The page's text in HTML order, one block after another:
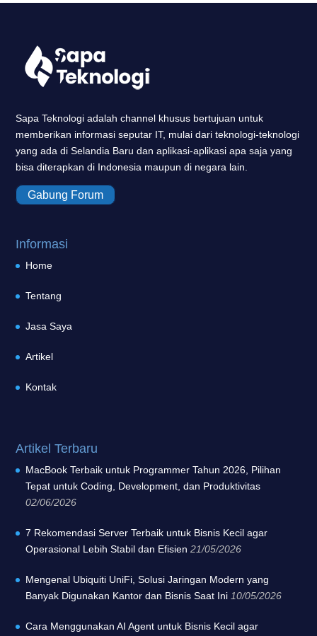
Sapa Teknologi adalah channel khusus bertujuan untuk
memberikan informasi seputar IT, mulai dari teknologi-teknologi
yang ada di Selandia Baru dan aplikasi-aplikasi apa saja yang
bisa diterapkan di Indonesia maupun di negara lain.
Gabung Forum
Informasi
Home
Tentang
Jasa Saya
Artikel
Kontak
Artikel Terbaru
MacBook Terbaik untuk Programmer Tahun 2026, Pilihan
Tepat untuk Coding, Development, dan Produktivitas
02/06/2026
7 Rekomendasi Server Terbaik untuk Bisnis Kecil agar
Operasional Lebih Stabil dan Efisien 21/05/2026
Mengenal Ubiquiti UniFi, Solusi Jaringan Modern yang
Banyak Digunakan Kantor dan Bisnis Saat Ini 10/05/2026
Cara Menggunakan AI Agent untuk Bisnis Kecil agar